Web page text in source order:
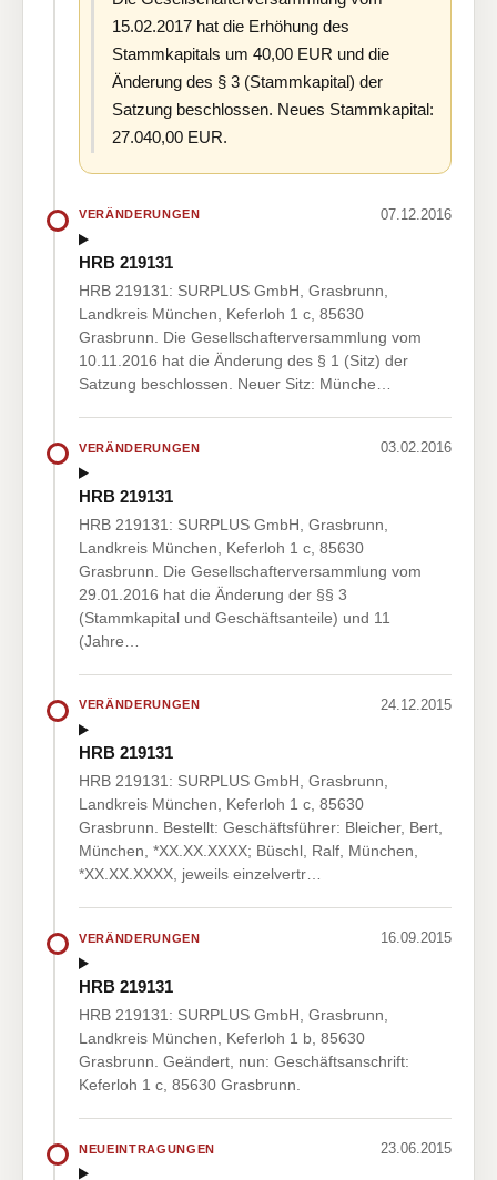
15.02.2017 hat die Erhöhung des
Stammkapitals um 40,00 EUR und die
Änderung des § 3 (Stammkapital) der
Satzung beschlossen. Neues Stammkapital:
27.040,00 EUR.
VERÄNDERUNGEN 07.12.2016
HRB 219131
HRB 219131: SURPLUS GmbH, Grasbrunn,
Landkreis München, Keferloh 1 c, 85630
Grasbrunn. Die Gesellschafterversammlung vom
10.11.2016 hat die Änderung des § 1 (Sitz) der
Satzung beschlossen. Neuer Sitz: Münche…
VERÄNDERUNGEN 03.02.2016
HRB 219131
HRB 219131: SURPLUS GmbH, Grasbrunn,
Landkreis München, Keferloh 1 c, 85630
Grasbrunn. Die Gesellschafterversammlung vom
29.01.2016 hat die Änderung der §§ 3
(Stammkapital und Geschäftsanteile) und 11
(Jahre…
VERÄNDERUNGEN 24.12.2015
HRB 219131
HRB 219131: SURPLUS GmbH, Grasbrunn,
Landkreis München, Keferloh 1 c, 85630
Grasbrunn. Bestellt: Geschäftsführer: Bleicher, Bert,
München, *XX.XX.XXXX; Büschl, Ralf, München,
*XX.XX.XXXX, jeweils einzelvertr…
VERÄNDERUNGEN 16.09.2015
HRB 219131
HRB 219131: SURPLUS GmbH, Grasbrunn,
Landkreis München, Keferloh 1 b, 85630
Grasbrunn. Geändert, nun: Geschäftsanschrift:
Keferloh 1 c, 85630 Grasbrunn.
NEUEINTRAGUNGEN 23.06.2015